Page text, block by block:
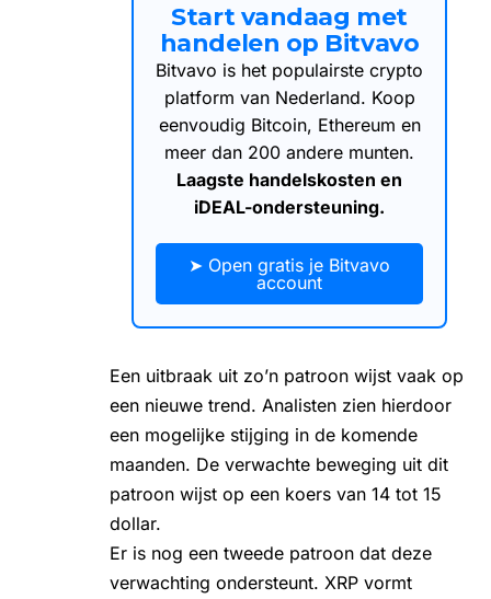
Start vandaag met
handelen op Bitvavo
Bitvavo is het populairste crypto
platform van Nederland. Koop
eenvoudig Bitcoin, Ethereum en
meer dan 200 andere munten.
Laagste handelskosten en
iDEAL-ondersteuning.
➤ Open gratis je Bitvavo
account
Een uitbraak uit zo’n patroon wijst vaak op
een nieuwe trend. Analisten zien hierdoor
een mogelijke stijging in de komende
maanden. De verwachte beweging uit dit
patroon wijst op een koers van 14 tot 15
dollar.
Er is nog een tweede patroon dat deze
verwachting ondersteunt. XRP vormt